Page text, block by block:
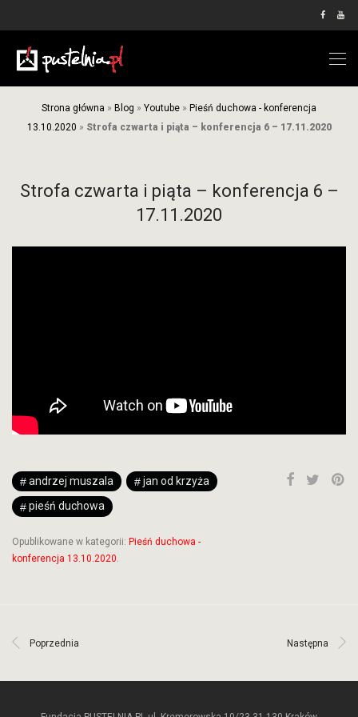
Strona główna » Blog » Youtube » Pieśń duchowa - konferencja
13.10.2020 » Strofa czwarta i piąta – konferencja 6 – 17.11.2020
Strofa czwarta i piąta – konferencja 6 –
17.11.2020
andrzej muszala
jan od krzyża
pieśń duchowa
Opublikowane w kategorii: Pieśń duchowa -
konferencja 13.10.2020
Poprzednia Następna